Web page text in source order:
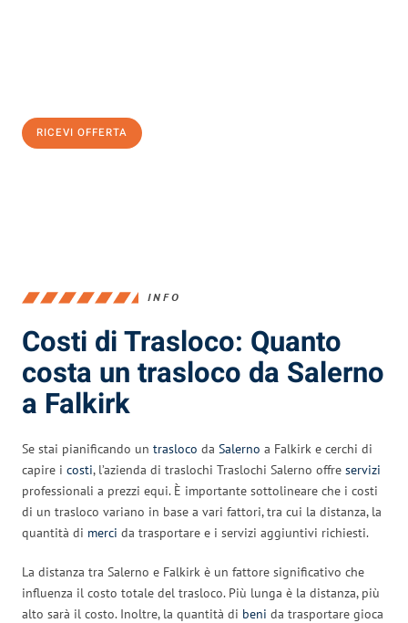
RICEVI OFFERTA
INFO
Costi di Trasloco: Quanto
costa un trasloco da Salerno
a Falkirk
Se stai pianificando un trasloco da Salerno a Falkirk e cerchi di
capire i costi, l’azienda di traslochi Traslochi Salerno offre servizi
professionali a prezzi equi. È importante sottolineare che i costi
di un trasloco variano in base a vari fattori, tra cui la distanza, la
quantità di merci da trasportare e i servizi aggiuntivi richiesti.
La distanza tra Salerno e Falkirk è un fattore significativo che
influenza il costo totale del trasloco. Più lunga è la distanza, più
alto sarà il costo. Inoltre, la quantità di beni da trasportare gioca